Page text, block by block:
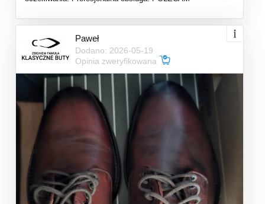
Paweł
Dodano: 2026-05-19
Opinia zweryfikowana